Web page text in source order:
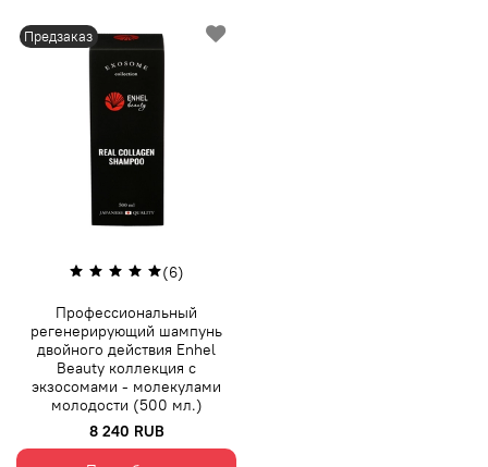
(6)
Предзаказ
Профессиональный
регенерирующий шампунь
двойного действия Enhel
Beauty коллекция с
экзосомами - молекулами
молодости (500 мл.)
8 240 RUB